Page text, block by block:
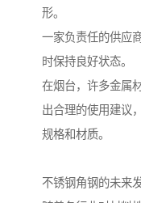
形。
一家负责任的供应
时保持良好状态。
在烟台，许多金属
出合理的使用建议
规格和材质。
不锈钢角钢的未来